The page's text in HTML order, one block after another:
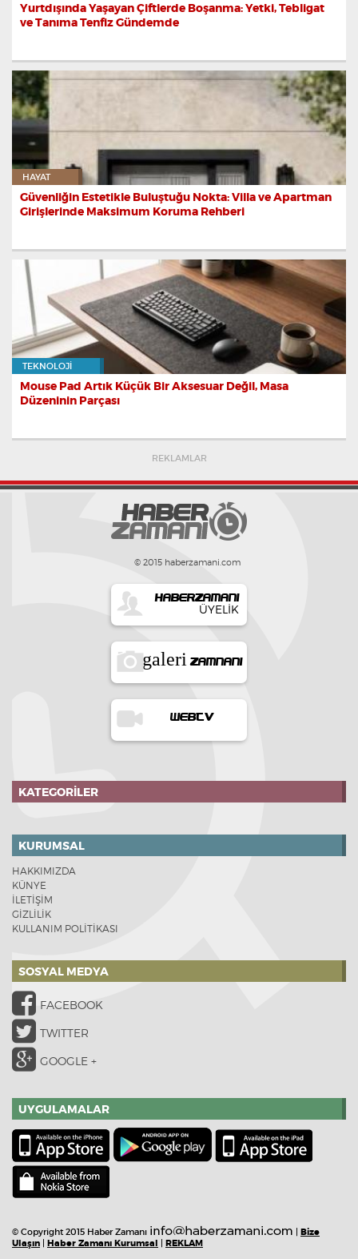
Yurtdışında Yaşayan Çiftlerde Boşanma: Yetki, Tebligat
ve Tanıma Tenfiz Gündemde
HAYAT
Güvenliğin Estetikle Buluştuğu Nokta: Villa ve Apartman
Girişlerinde Maksimum Koruma Rehberi
TEKNOLOJI
Mouse Pad Artık Küçük Bir Aksesuar Değil, Masa
Düzeninin Parçası
REKLAMLAR
© 2015 haberzamani.com
HABERZAMANI
ÜYELIK
galeri ZAMNANI
WEBTV
KATEGORILER
KURUMSAL
HAKKIMIZDA
KÜNYE
İLETİŞİM
GİZLİLİK
KULLANIM POLİTİKASI
SOSYAL MEDYA
FACEBOOK
TWITTER
GOOGLE +
UYGULAMALAR
© Copyright 2015 Haber Zamanı
Bize
Ulaşın
Haber Zamanı Kurumsal REKLAM